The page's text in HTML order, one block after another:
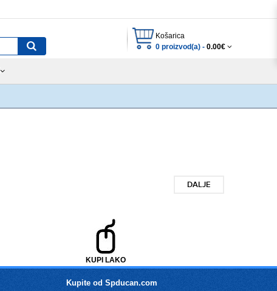
Košarica
0 proizvod(a) - 0.00€
DALJE
KUPI LAKO
Kupite od Spducan.com